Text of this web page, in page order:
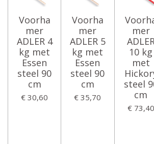
Voorha
mer
ADLER 4
kg met
Essen
steel 90
cm
€ 30,60
Voorha
mer
ADLER 5
kg met
Essen
steel 90
cm
€ 35,70
mer
ADLER
10 kg
met
steel
cm
€ 73,40